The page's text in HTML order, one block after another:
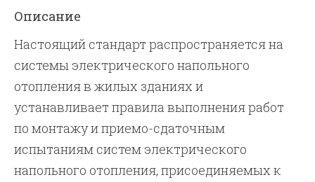
Описание
Настоящий стандарт распространяется на
системы электрического напольного
отопления в жилых зданиях и
устанавливает правила выполнения работ
по монтажу и приемо-сдаточным
испытаниям систем электрического
напольного отопления, присоединяемых к